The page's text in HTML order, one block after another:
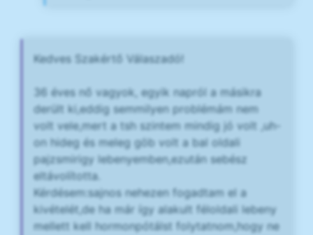
Kedves Szakértő Válaszadó!
36 éves nő vagyok, egyik napról a másikra
derült ki,eddig semmilyen problémám nem
volt vele,mert a tsh szintem mindig jó volt ,uh-
on hideg és meleg göb volt a bal oldali
pajzsmirigy lebenyemben,ezután sebész
eltávolította.
Kérdésem:sajnos nehezen fogadtam el a
kivételét,de ha már így alakult féloldali lebeny
mellett kell hormonpótálst folytatnom,hogy ne